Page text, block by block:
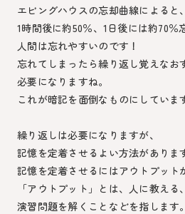
エビングハウスの忘却曲線によると、
1時間後に約50％、1日後には約70％
人間は忘れやすいのです！
忘れてしまったら繰り返し覚えなお
必要になりますね。
これが暗記を面倒なものにしていま
繰り返しは必要になりますが、
記憶を定着させるよい方法がありま
記憶を定着させるにはアウトプット
「アウトプット」とは、人に教える
演習問題を解くことなどを指します。